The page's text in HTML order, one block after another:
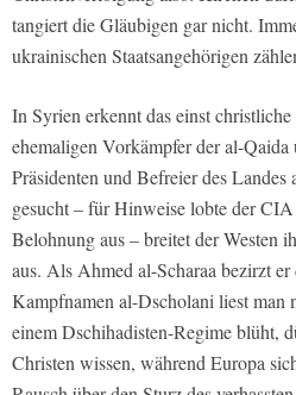
tangiert die Gläubigen gar nicht.
ukrainischen Staatsangehörigen
In Syrien erkennt das einst
ehemaligen Vorkämpfer der al-
Präsidenten und Befreier des
gesucht – für Hinweise lobte der
Belohnung aus – breitet der Westen
aus. Als Ahmed al-Scharaa bezirzt
Kampfnamen al-Dscholani liest man
einem Dschihadisten-Regime blüht,
Christen wissen, während Europa